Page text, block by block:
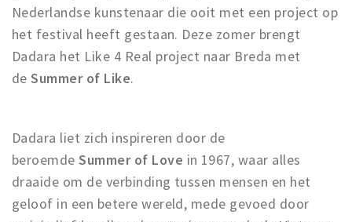
Nederlandse kunstenaar die ooit met een project op
het festival heeft gestaan. Deze zomer brengt
Dadara het Like 4 Real project naar Breda met
de Summer of Like.
Dadara liet zich inspireren door de
beroemde Summer of Love in 1967, waar alles
draaide om de verbinding tussen mensen en het
geloof in een betere wereld, mede gevoed door